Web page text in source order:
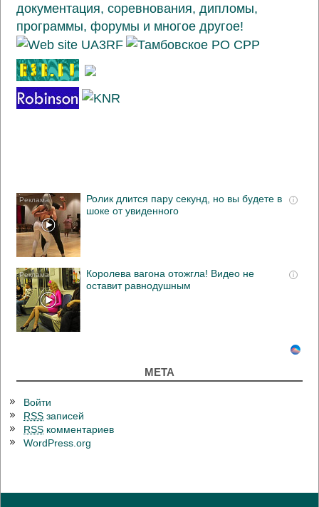
i
Ролик длится пару секунд, но вы будете в
шоке от увиденного
i
Королева вагона отожгла! Видео не
оставит равнодушным
МЕТА
Войти
RSS записей
RSS комментариев
WordPress.org